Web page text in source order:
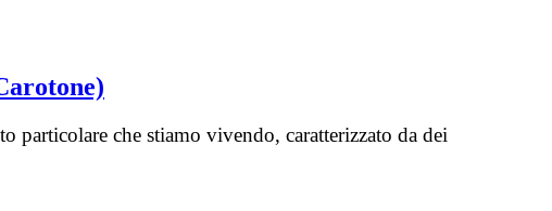
particolare che stiamo vivendo, caratterizzato da dei